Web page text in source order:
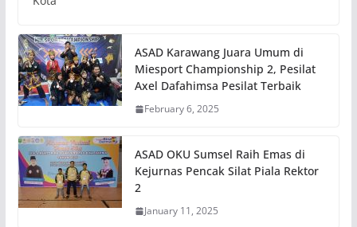
ASAD Karawang Juara Umum di
Miesport Championship 2, Pesilat
Axel Dafahimsa Pesilat Terbaik
February 6, 2025
ASAD OKU Sumsel Raih Emas di
Kejurnas Pencak Silat Piala Rektor
2
January 11, 2025